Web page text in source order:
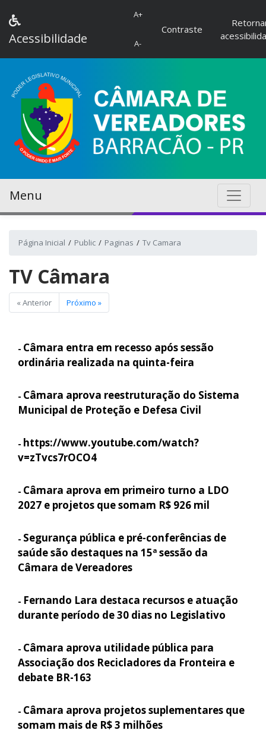
Acessibilidade
A+
A-
Contraste
Menu
Página Inicial Public Paginas Tv Camara
TV Câmara
« Anterior Próximo »
- Câmara entra em recesso após sessão
ordinária realizada na quinta-feira
- Câmara aprova reestruturação do Sistema
Municipal de Proteção e Defesa Civil
- https://www.youtube.com/watch?
v=zTvcs7rOCO4
- Câmara aprova em primeiro turno a LDO
2027 e projetos que somam R$ 926 mil
- Segurança pública e pré-conferências de
saúde são destaques na 15ª sessão da
Câmara de Vereadores
- Fernando Lara destaca recursos e atuação
durante período de 30 dias no Legislativo
- Câmara aprova utilidade pública para
Associação dos Recicladores da Fronteira e
debate BR-163
- Câmara aprova projetos suplementares que
somam mais de R$ 3 milhões